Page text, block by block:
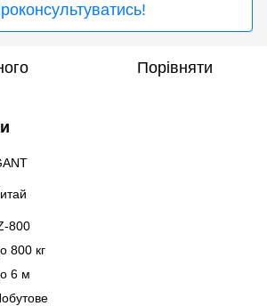
Порівняти
800
800 кг
6 м